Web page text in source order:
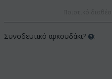
Συνοδευτικό αρκουδάκι? :